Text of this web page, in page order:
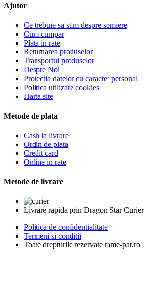
Ajutor
Ce trebuie sa stim despre somiere
Cum cumpar
Plata in rate
Returnarea produselor
Transportul produselor
Despre Noi
Protectia datelor cu caracter personal
Politica utilizare cookies
Harta site
Metode de plata
Cash la livrare
Ordin de plata
Credit card
Online in rate
Metode de livrare
Livrare rapida prin Dragon Star Curier
Politica de confidentialitate
Termeni si conditii
Toate drepturile rezervate rame-pat.ro